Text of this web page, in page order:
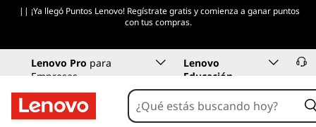
|| ¡Ya llegó Puntos Lenovo! Regístrate gratis y comienza a ganar puntos
con tus compras.
Lenovo Pro para
Empresas
Lenovo
Educación